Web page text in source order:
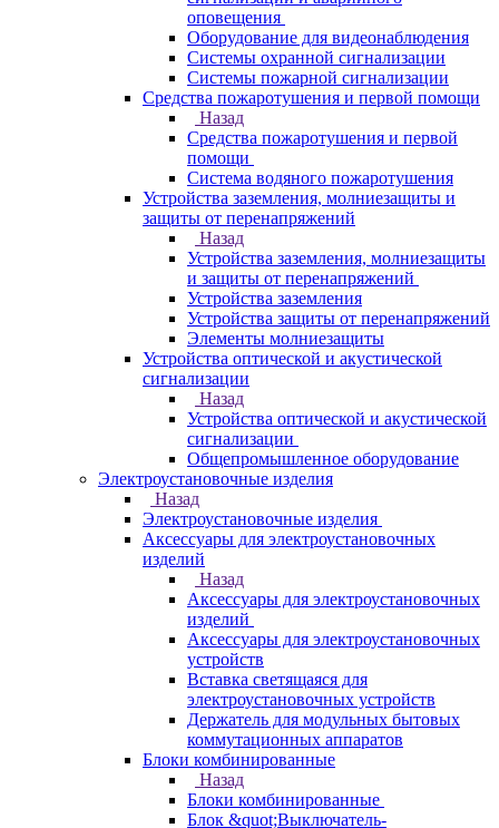
оповещения
Оборудование для видеонаблюдения
Системы охранной сигнализации
Системы пожарной сигнализации
Средства пожаротушения и первой помощи
Назад
Средства пожаротушения и первой
помощи
Система водяного пожаротушения
Устройства заземления, молниезащиты и
защиты от перенапряжений
Назад
Устройства заземления, молниезащиты
и защиты от перенапряжений
Устройства заземления
Устройства защиты от перенапряжений
Элементы молниезащиты
Устройства оптической и акустической
сигнализации
Назад
Устройства оптической и акустической
сигнализации
Общепромышленное оборудование
Электроустановочные изделия
Назад
Электроустановочные изделия
Аксессуары для электроустановочных
изделий
Назад
Аксессуары для электроустановочных
изделий
Аксессуары для электроустановочных
устройств
Вставка светящаяся для
электроустановочных устройств
Держатель для модульных бытовых
коммутационных аппаратов
Блоки комбинированные
Назад
Блоки комбинированные
Блок &quot;Выключатель-